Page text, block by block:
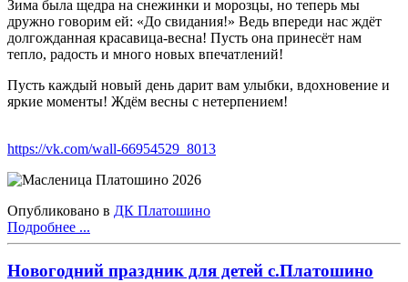
Зима была щедра на снежинки и морозцы, но теперь мы
дружно говорим ей: «До свидания!» Ведь впереди нас ждёт
долгожданная красавица-весна! Пусть она принесёт нам
тепло, радость и много новых впечатлений!
Пусть каждый новый день дарит вам улыбки, вдохновение и
яркие моменты! Ждём весны с нетерпением!
https://vk.com/wall-66954529_8013
Опубликовано в ДК Платошино
Подробнее ...
Новогодний праздник для детей с.Платошино